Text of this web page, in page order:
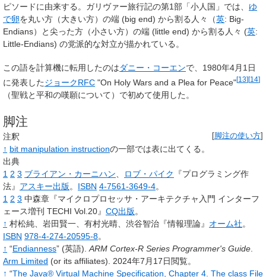
ピソードに由来する。ガリヴァー旅行記の第1部「小人国」では、 ゆ
で卵を丸い方（大きい方）の端 (big end) から割る人々（英: Big-
Endians）と尖った方（小さい方）の端 (little end) から割る人々 (英:
Little-Endians) の党派的な対立が描かれている。
この語を計算機に転用したのはダニー・コーエンで、1980年4月1日
に発表したジョークRFC "On Holy Wars and a Plea for Peace"[13][14]
（聖戦と平和の嘆願について）で初めて使用した。
脚注
脚注の使い方
注釈
↑ bit manipulation instructionの一部では表に出てくる。
出典
1 2 3 ブライアン・カーニハン、 ロブ・パイク
『プログラミング作
法』 アスキー出版。 ISBN 4-7561-3649-4。
1 2 3 中森章『マイクロプロセッサ・アーキテクチャ入門 インターフ
ェース増刊 TECHI Vol.20』 CQ出版。
↑ 村松純、岩田賢一、有村光晴、渋谷智治『情報理論』 オーム社。
ISBN 978-4-274-20595-8。
↑ “Endianness” (英語). ARM Cortex-R Series Programmer's Guide.
Arm Limited (or its affiliates). 2024年7月17日閲覧。
↑ “The Java® Virtual Machine Specification, Chapter 4. The class File